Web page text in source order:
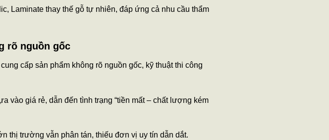
Laminate thay thế gỗ tự nhiên, đáp ứng cả nhu cầu thẩm
rõ nguồn gốc
cấp sản phẩm không rõ nguồn gốc, kỹ thuật thi công
vào giá rẻ, dẫn đến tình trạng “tiền mất – chất lượng kém
thị trường vẫn phân tán, thiếu đơn vị uy tín dẫn dắt.